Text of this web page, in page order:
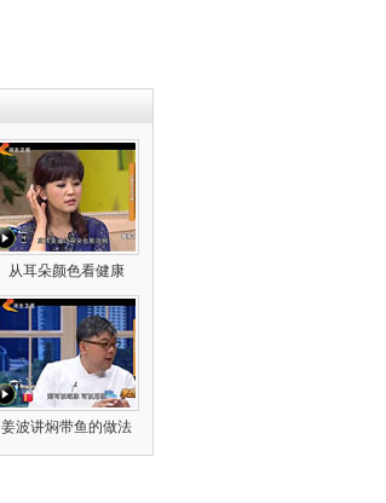
从耳朵颜色看健康
姜波讲焖带鱼的做法